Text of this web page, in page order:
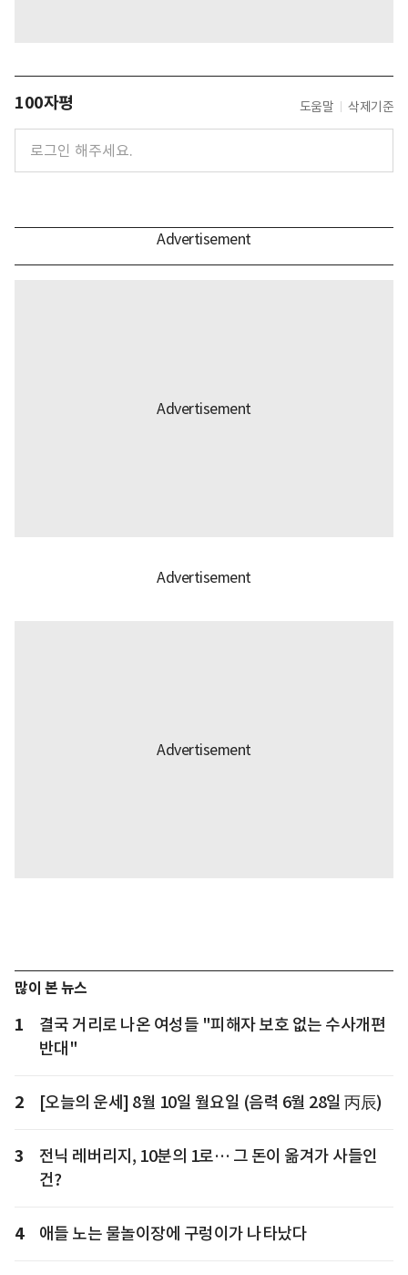
100자평 도움말 삭제기준
많이 본 뉴스
1
결국 거리로 나온 여성들 "피해자 보호 없는 수사개편
반대"
2 [오늘의 운세] 8월 10일 월요일 (음력 6월 28일 丙辰)
3
전닉 레버리지, 10분의 1로… 그 돈이 옮겨가 사들인
건?
4 애들 노는 물놀이장에 구렁이가 나타났다